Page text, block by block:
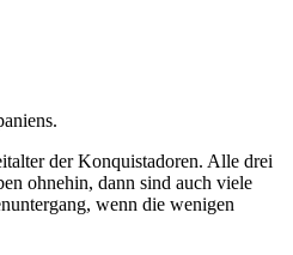
der Konquistadoren. Alle drei
ohnehin, dann sind auch viele
wenn die wenigen